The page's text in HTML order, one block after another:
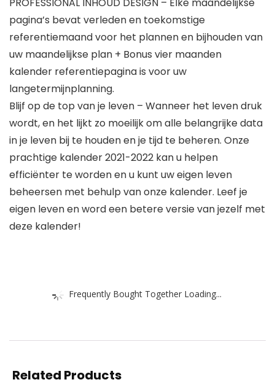
PROFESSIONAL INHOUD DESIGN – Elke maandelijkse
pagina’s bevat verleden en toekomstige
referentiemaand voor het plannen en bijhouden van
uw maandelijkse plan + Bonus vier maanden
kalender referentiepagina is voor uw
langetermijnplanning.
Blijf op de top van je leven – Wanneer het leven druk
wordt, en het lijkt zo moeilijk om alle belangrijke data
in je leven bij te houden en je tijd te beheren. Onze
prachtige kalender 2021-2022 kan u helpen
efficiënter te worden en u kunt uw eigen leven
beheersen met behulp van onze kalender. Leef je
eigen leven en word een betere versie van jezelf met
deze kalender!
Frequently Bought Together Loading...
Related Products